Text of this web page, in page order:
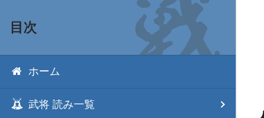
目次
ホーム
武将 読み一覧